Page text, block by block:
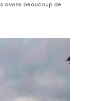
avons beaucoup de